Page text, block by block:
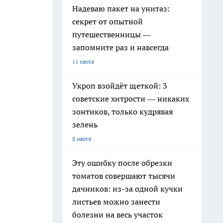
Надеваю пакет на унитаз:
секрет от опытной
путешественницы —
запомните раз и навсегда
11 июля
Укроп взойдёт щеткой: 3
советские хитрости — никаких
зонтиков, только кудрявая
зелень
8 июля
Эту ошибку после обрезки
томатов совершают тысячи
дачников: из-за одной кучки
листьев можно занести
болезни на весь участок